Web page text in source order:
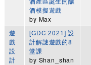
酒模擬遊戲
by Max
遊
戲
設
計
[GDC 2021] 設
計解謎遊戲的8
堂課
by Shan_shan